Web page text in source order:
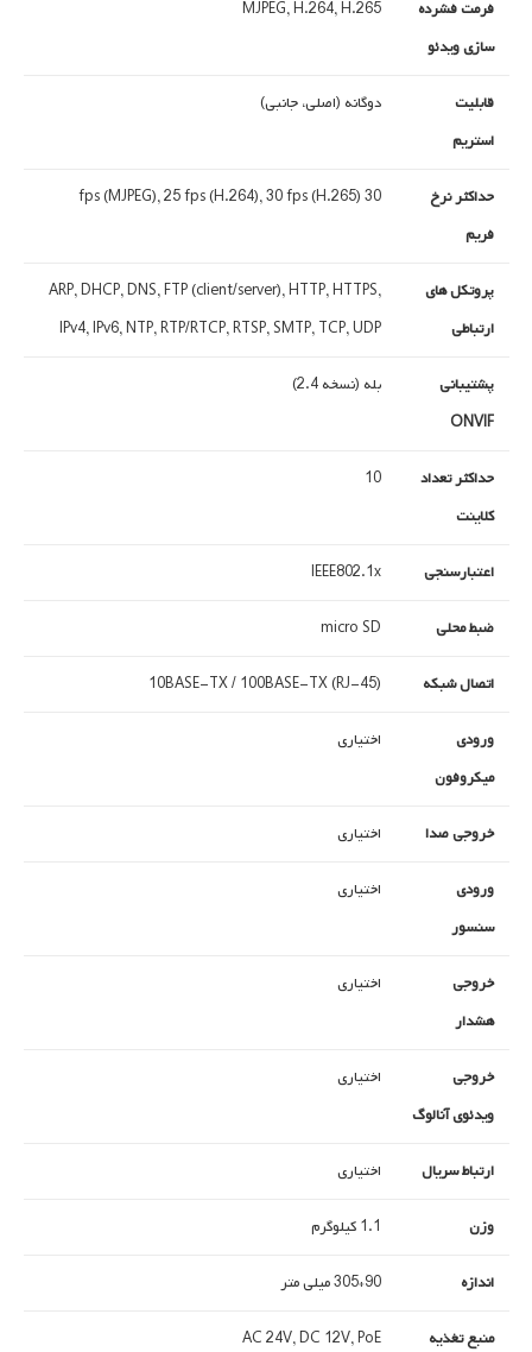
فرمت فشرده
سازی ویدئو
MJPEG, H.264, H.265
قابلیت
استریم
دوگانه (اصلی، جانبی)
حداکثر نرخ
فریم
30 fps (MJPEG), 25 fps (H.264), 30 fps (H.265)
پروتکل های
ارتباطی
ARP, DHCP, DNS, FTP (client/server), HTTP, HTTPS,
IPv4, IPv6, NTP, RTP/RTCP, RTSP, SMTP, TCP, UDP
پشتیبانی
ONVIF
بله (نسخه 2.4)
حداکثر تعداد
کلاینت
10
اعتبارسنجی IEEE802.1x
ضبط محلی micro SD
اتصال شبکه 10BASE-TX / 100BASE-TX (RJ-45)
ورودی
میکروفون
اختیاری
خروجی صدا اختیاری
ورودی
سنسور
اختیاری
خروجی
هشدار
اختیاری
خروجی
ویدئوی آنالوگ
اختیاری
ارتباط سریال اختیاری
وزن 1.1 کیلوگرم
اندازه 90*305 میلی متر
منبع تغذیه AC 24V, DC 12V, PoE